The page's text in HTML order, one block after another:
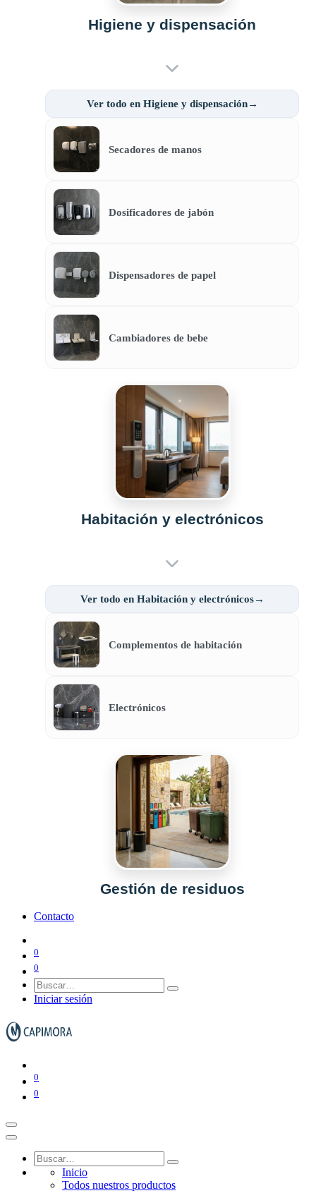
Higiene y dispensación
Ver todo en Higiene y dispensación→
Secadores de manos
Dosificadores de jabón
Dispensadores de papel
Cambiadores de bebe
Habitación y electrónicos
Ver todo en Habitación y electrónicos→
Complementos de habitación
Electrónicos
Gestión de residuos
Contacto
0
0
Iniciar sesión
0
0
Inicio
Todos nuestros productos